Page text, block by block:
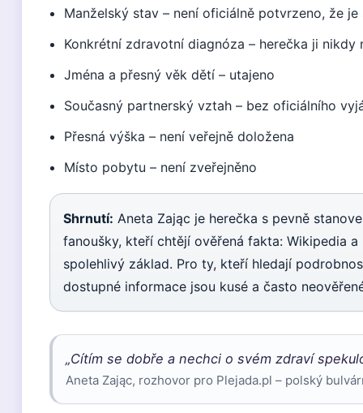
Manželský stav – není oficiálně potvrzeno, že
Konkrétní zdravotní diagnóza – herečka ji nikdy
Jména a přesný věk dětí – utajeno
Současný partnerský vztah – bez oficiálního
Přesná výška – není veřejně doložena
Místo pobytu – není zveřejněno
Shrnutí: Aneta Zając je herečka s pevně
fanoušky, kteří chtějí ověřená fakta: Wikipedia a
spolehlivý základ. Pro ty, kteří hledají
dostupné informace jsou kusé a často
„Cítím se dobře a nechci o svém zdraví
Aneta Zając, rozhovor pro Plejada.pl – polský